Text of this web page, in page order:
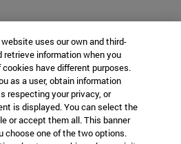
uses our own and third-
information when you
have different purposes.
as a user, obtain information
respecting your privacy, or
is displayed. You can select the
or accept them all. This banner
choose one of the two options.